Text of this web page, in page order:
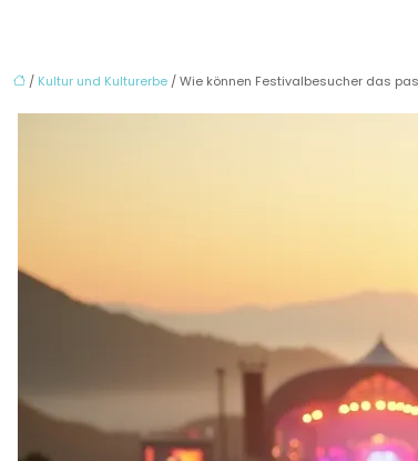
/ Kultur und Kulturerbe / Wie können Festivalbesucher das